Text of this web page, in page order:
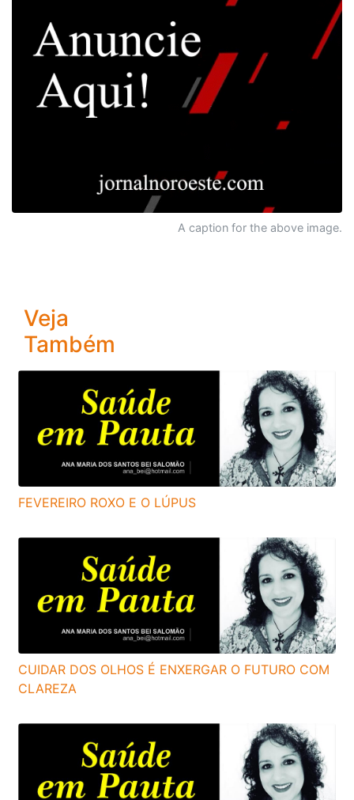
A caption for the above image.
Veja
Também
FEVEREIRO ROXO E O LÚPUS
CUIDAR DOS OLHOS É ENXERGAR O FUTURO COM
CLAREZA